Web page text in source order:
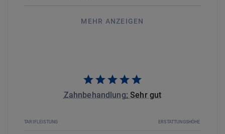
MEHR ANZEIGEN
Zahnbehandlung: Sehr gut
TARIFLEISTUNG ERSTATTUNGSHÖHE